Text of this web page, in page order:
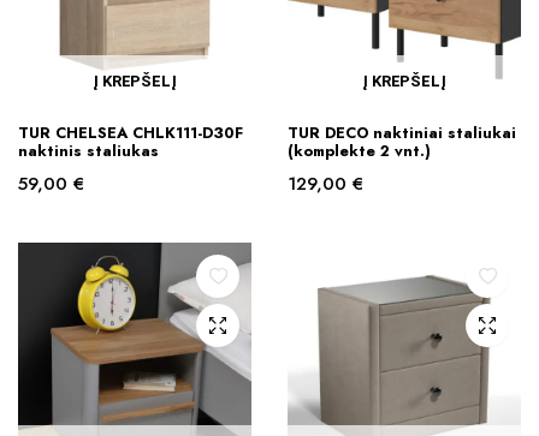
Į KREPŠELĮ
TUR CHELSEA CHLK111-D30F
naktinis staliukas
59,00 €
Į KREPŠELĮ
TUR DECO naktiniai staliukai
(komplekte 2 vnt.)
129,00 €